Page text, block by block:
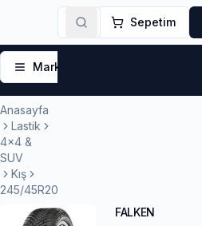
Sepetim
Markalar
Anasayfa
Lastik
4x4 &
SUV
Kış
245/45R20
FALKEN